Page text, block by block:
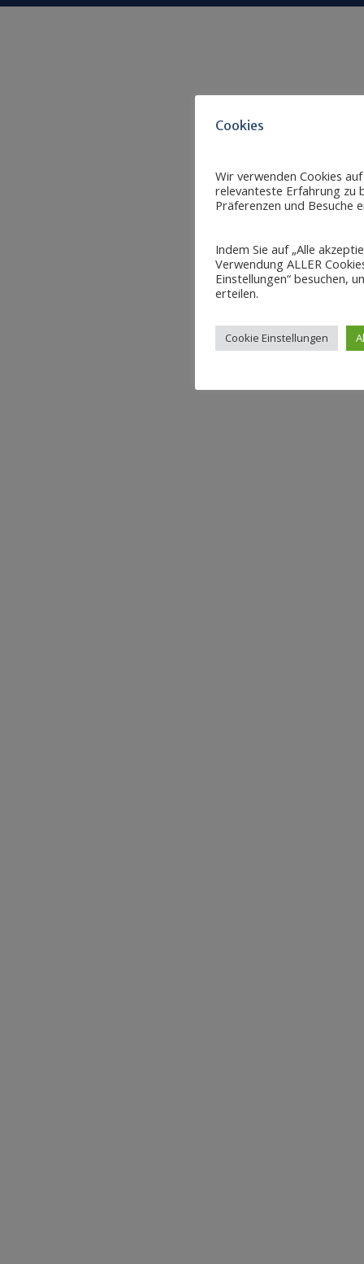
Cookies
Wir verwenden Cookies
relevanteste Erfahrung zu
Präferenzen und Besuche
Indem Sie auf „Alle
Verwendung ALLER
Einstellungen“ besuchen,
erteilen.
Cookie Einstellungen